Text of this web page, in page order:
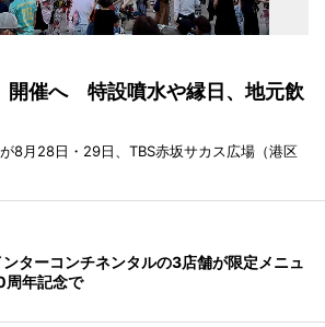
開催へ 特設噴水や縁日、地元飲
8月28日・29日、TBS赤坂サカス広場（港区
ターコンチネンタルの3店舗が限定メニュ
年記念で